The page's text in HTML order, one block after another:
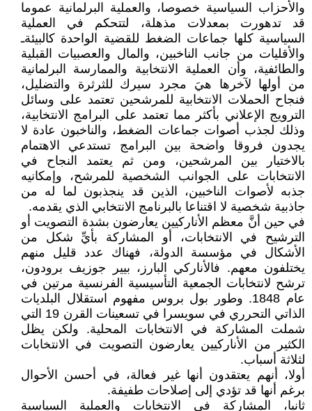
والأحزاب السياسية خصوصا، والعملية البرلمانية عموما
قد تدهورت بمعدلات مذهلة، لتتحكم في العملية
السياسية كلها جماعات الضغط للقضية الواحدة كالبيئةـ
والأقليات من جانب الناخبين، والمال والعصبيات القبلية
والطائفية، وأن العملية الانتخابية والممارسة البرلمانية
من أولها لآخرها هيَ مجرد سيرك للثرثرة والتضليل،
فنجاح الحملات الانتخابية للمرشحين تعتمد على وسائل
الترويج الإعلاني بأكثر مما تعتمد على البرامج الانتخابية،
وذلك لجذب أصوات جماعات الضغط، والناخبون عادة لا
يجدون فروقا واضحة بين البرامج تستدعي الاهتمام
بالاختيار بين المرشحين، ومن ثم يعتمد النجاح في
الانتخابات على الجوانب الشخصية للمرشح، وإمكانيه
جذبه لأصوات الناخبين، الذين قد ينجذبون لما له من
جاذبية شخصية لا اقتناعا بالبرنامج الانتخابي الذي يقدمه.
في حين أنَّ معظم الأناركيين يعارضون بشدة التصويت أو
الترشيح في الانتخابات، أو المشاركة بأيِّ شكل من
الأشكال في مؤسسة الدولة، فهناك عدد قليل منهم
يختلفون معهم. فالأناركي البارز، بيير جوزيف برودون،
ترشح لانتخابات الجمعية التأسيسية الفرنسية مرتين في
عام 1848. وطور بول بروس مفهوم استقلال البلديات
الذاتي التحرري في سويسرا في تسعينات القرن 19 التي
شملت المشاركة في الانتخابات المحلية. ولكن يظل
الكثير من الأناركيين يعارضون التصويت في الانتخابات
لثلاثة أسباب.
أولا، أنهم يعتقدون أنها غير فعالة، في أحسن الأحوال
برغم أنها قد تؤدي إلى إصلاحات طفيفة.
ثانيا، المشاركة في الانتخابات والعملية السياسية